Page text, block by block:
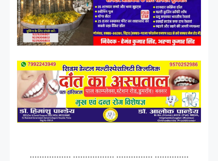
................. ................. ............... ..............